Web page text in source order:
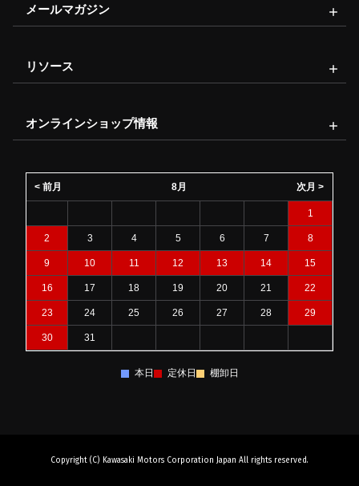
メールマガジン
リソース
オンラインショップ情報
8月
< 前月 次月 >
1
2 3 4 5 6 7 8
9 10 11 12 13 14 15
16 17 18 19 20 21 22
23 24 25 26 27 28 29
30 31
本日 定休日 棚卸日
Copyright (C) Kawasaki Motors Corporation Japan All rights reserved.